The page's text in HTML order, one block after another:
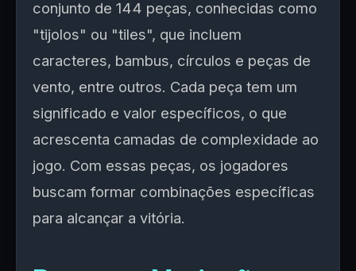
conjunto de 144 peças, conhecidas como
"tijolos" ou "tiles", que incluem
caracteres, bambus, círculos e peças de
vento, entre outros. Cada peça tem um
significado e valor específicos, o que
acrescenta camadas de complexidade ao
jogo. Com essas peças, os jogadores
buscam formar combinações específicas
para alcançar a vitória.